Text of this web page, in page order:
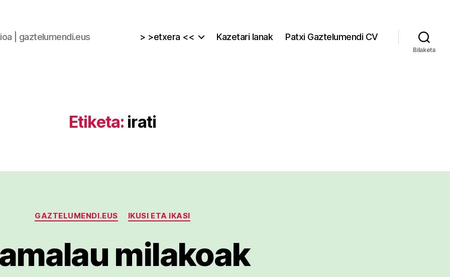
| gaztelumendi.eus > >etxera << Kazetari lanak Patxi Gaztelumendi CV
Bilaketa
Etiketa: irati
Kategoriak
GAZTELUMENDI.EUS IKUSI ETA IKASI
milakoak